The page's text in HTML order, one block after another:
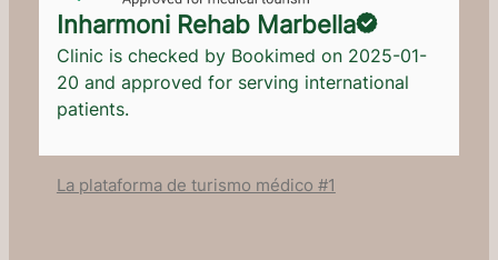
Inharmoni Rehab Marbella
Clinic is checked by Bookimed on 2025-01-
20 and approved for serving international
patients.
La plataforma de turismo médico #1